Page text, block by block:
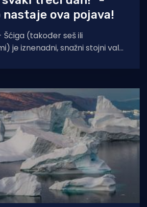
nastaje ova pojava!
Šćiga (također seš ili
je iznenadni, snažni stojni val